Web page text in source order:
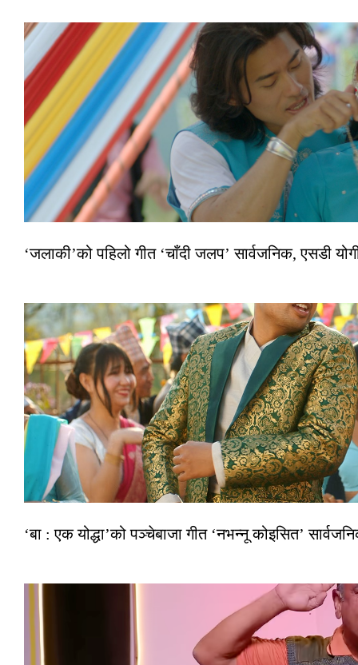
‘जलाकी’को पहिलो गीत ‘चाँदी जलप’ सार्वजनिक, एसडी
‘बा : एक योद्धा’को पञ्चेबाजा गीत ‘नभन्नू कोइसित’